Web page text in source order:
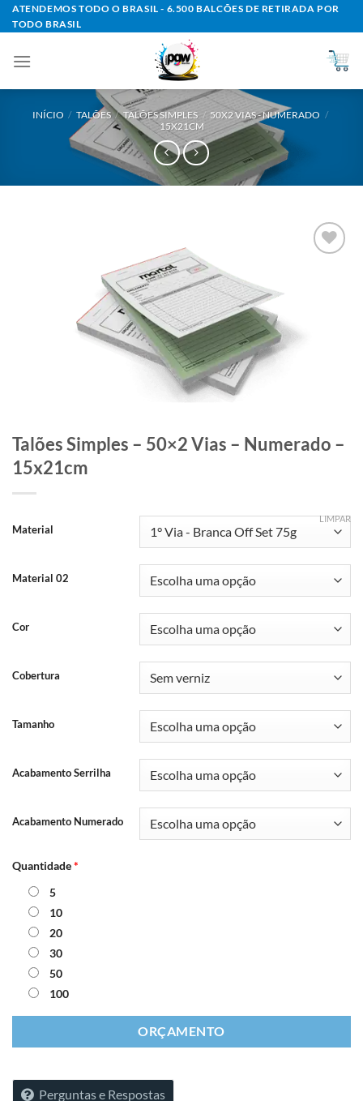
Skip
to
ATENDEMOS TODO O BRASIL - 6.500 BALCÕES DE RETIRADA POR
TODO BRASIL
INÍCIO / TALÕES / TALÕES SIMPLES / 50X2 VIAS - NUMERADO /
15X21CM
Talões Simples – 50×2 Vias – Numerado –
15x21cm
Material
Material 02
Cor
Cobertura
Tamanho
Acabamento Serrilha
Acabamento Numerado
LIMPAR
Quantidade*
5
10
20
30
50
100
ORÇAMENTO
Perguntas e Respostas